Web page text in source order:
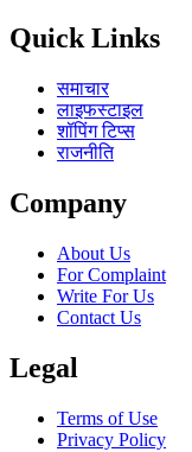
Quick Links
समाचार
लाइफस्टाइल
शॉपिंग टिप्स
राजनीति
Company
About Us
For Complaint
Write For Us
Contact Us
Legal
Terms of Use
Privacy Policy